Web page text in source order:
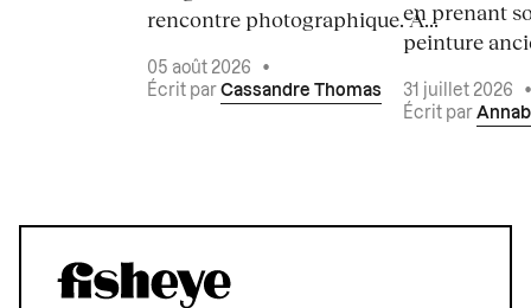
rencontre photographique. À...
05 août 2026
•
Écrit par Cassandre Thomas
en prenant
peinture
31 juillet 2026
Écrit par